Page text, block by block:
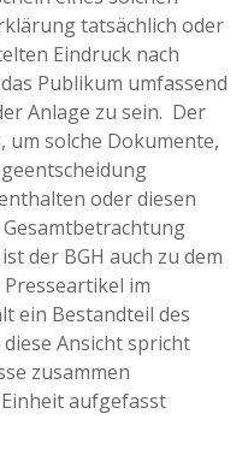
tatsächlich oder
Eindruck nach
Publikum umfassend
Anlage zu sein. Der
um solche Dokumente,
oder diesen
Gesamtbetrachtung
der BGH auch zu dem
im
ein Bestandteil des
Ansicht spricht
zusammen
aufgefasst